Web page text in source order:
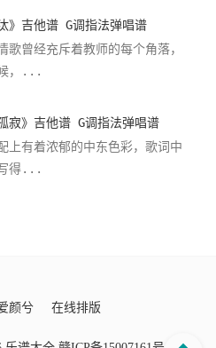
》吉他谱 G调指法弹唱谱
歌曾经充斥着教师的每个角落，
，...
寂》吉他谱 G调指法弹唱谱
上有着浓郁的中东色彩，歌词中
得...
颜兮 在线排版